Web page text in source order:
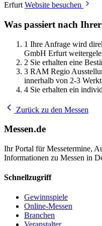
Erfurt Website besuchen
Was passiert nach
1 Ihre Anfrage wird
GmbH Erfurt
2 Sie erhalten eine
3 RAM Regio
innerhalb von 2-3
4 Sie erhalten ein
Zurück zu den Messen
Messen.de
Ihr Portal für Messetermine,
Informationen zu Messen in
Schnellzugriff
Gewinnspiele
Online-Messen
Branchen